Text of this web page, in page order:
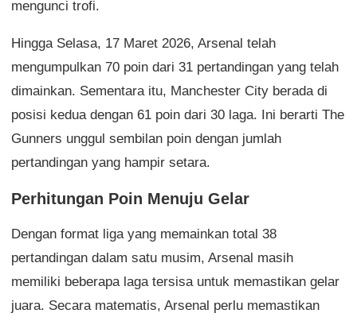
mengunci trofi.
Hingga Selasa, 17 Maret 2026, Arsenal telah
mengumpulkan 70 poin dari 31 pertandingan yang telah
dimainkan. Sementara itu, Manchester City berada di
posisi kedua dengan 61 poin dari 30 laga. Ini berarti The
Gunners unggul sembilan poin dengan jumlah
pertandingan yang hampir setara.
Perhitungan Poin Menuju Gelar
Dengan format liga yang memainkan total 38
pertandingan dalam satu musim, Arsenal masih
memiliki beberapa laga tersisa untuk memastikan gelar
juara. Secara matematis, Arsenal perlu memastikan